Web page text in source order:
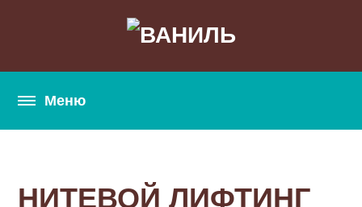
НИТЕВОЙ ЛИФТИНГ